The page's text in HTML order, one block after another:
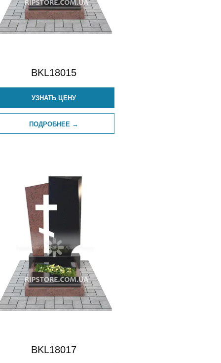
BKL18015
УЗНАТЬ ЦЕНУ
ПОДРОБНЕЕ →
BKL18017